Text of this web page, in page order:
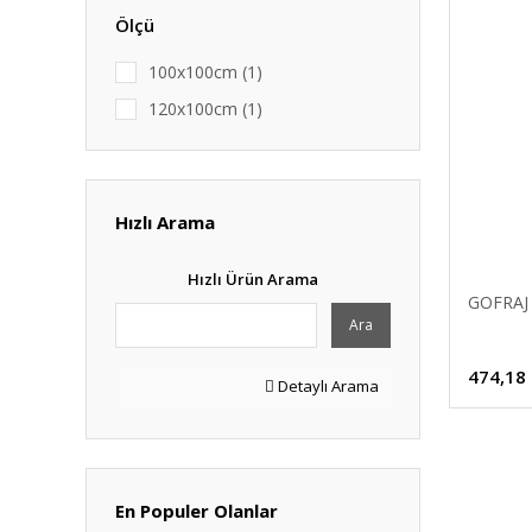
Ölçü
100x100cm (1)
120x100cm (1)
Hızlı Arama
Hızlı Ürün Arama
Ara
Detaylı Arama
En Populer Olanlar
GOFRAJ
474,18